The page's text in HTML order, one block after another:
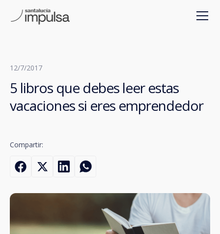
12/7/2017
5 libros que debes leer estas
vacaciones si eres emprendedor
Compartir: